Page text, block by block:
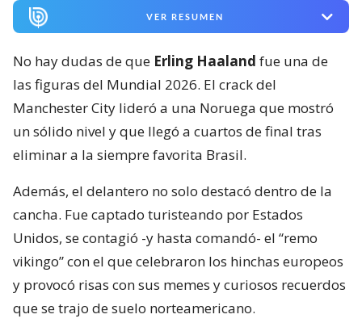
VER RESUMEN
No hay dudas de que Erling Haaland fue una de
las figuras del Mundial 2026. El crack del
Manchester City lideró a una Noruega que mostró
un sólido nivel y que llegó a cuartos de final tras
eliminar a la siempre favorita Brasil.
Además, el delantero no solo destacó dentro de la
cancha. Fue captado turisteando por Estados
Unidos, se contagió -y hasta comandó- el “remo
vikingo” con el que celebraron los hinchas europeos
y provocó risas con sus memes y curiosos recuerdos
que se trajo de suelo norteamericano.